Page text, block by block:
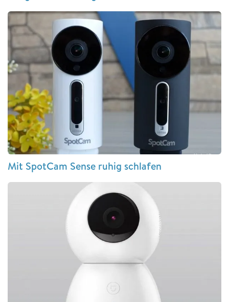
Mit SpotCam Sense ruhig schlafen